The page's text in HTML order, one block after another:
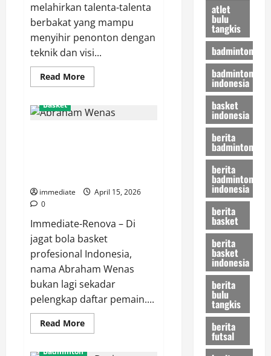
melahirkan talenta-talenta
berbakat yang mampu
menyihir penonton dengan
teknik dan visi...
Read MoreRead
more
Memukau
Diaz
di
Lapangan
Basket
immediate
April 15, 2026
0
Immediate-Renova – Di
jagat bola basket
profesional Indonesia,
nama Abraham Wenas
bukan lagi sekadar
pelengkap daftar pemain....
Read MoreRead
more
Badminton
atlet
bulu
tangkis
badminton
badminton
indonesia
basket
indonesia
berita
badminton
berita
badminton
indonesia
berita
basket
berita
basket
indonesia
berita
bulu
tangkis
berita
futsal